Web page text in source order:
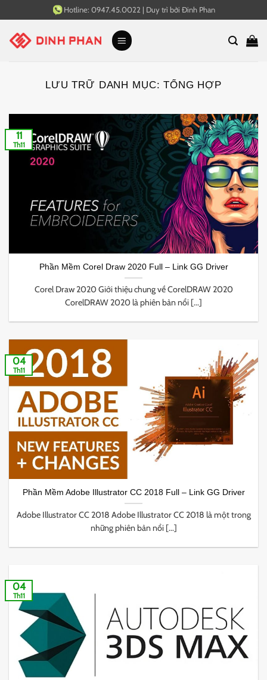
qua
nội
Hotline: 0947.45.0022 | Duy trì bởi Đinh Phan
LƯU TRỮ DANH MỤC:TỔNG HỢP
Phần Mềm Corel Draw 2020 Full – Link GG Driver
Corel Draw 2020 Giới thiệu chung về CorelDRAW 2020
CorelDRAW 2020 là phiên bản nổi [...]
11
Th11
Phần Mềm Adobe Illustrator CC 2018 Full – Link GG Driver
Adobe Illustrator CC 2018 Adobe Illustrator CC 2018 là một trong
những phiên bản nổi [...]
04
Th11
04
Th11